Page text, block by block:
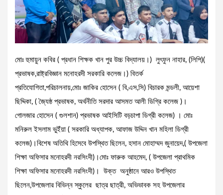
মোঃ হুমায়ুন কবির ( প্রধান শিক্ষক খান পুর উচ্চ বিদ্যালয়।) লুৎফুন নাহার, (লিপি)(
প্রভাষক,রাষ্ট্রবিজ্ঞান মনোহরদী সরকারি কলেজ।) বিতর্ক
প্রতিযোগিতা,পরিচালনায়,মোঃ জাকির হোসেন ( বি,এস,সি) বিচারক মন্ডলী, আয়েশা
ছিদ্দিকা, ( জ্যৈষ্ঠ প্রভাষক, অর্থনীতি সরদার আসমত আলী ডিগ্রি কলেজ )।
গোলজার হোসেন ( গুলশান) প্রভাষক আইসিটি বড়চাপা ডিগ্রী কলেজ) । মোঃ
মনিরুল ইসলাম ভুইঁয়া ( সরকারি অধ্যাপক, আফাজ উদ্দিন খান মহিলা ডিগ্রী
কলেজ)।বিশেষ অতিথি হিসেবে উপস্থিত ছিলেন, হসান মোহাম্মদ জুনায়েদ,( উপজেলা
শিক্ষা অফিসার মনোহরদী নরসিংদী)।মোঃ ফারুক আহমেদ, ( উপজেলা প্রাথমিক
শিক্ষা অফিসার মনোহরদী নরসিংদী)। উক্ত অনুষ্ঠানে আরও উপস্থিত
ছিলেন,উপজেলার বিভিন্ন স্কুলের ছাত্র ছাত্রী, অভিভাবক সহ উপজেলার